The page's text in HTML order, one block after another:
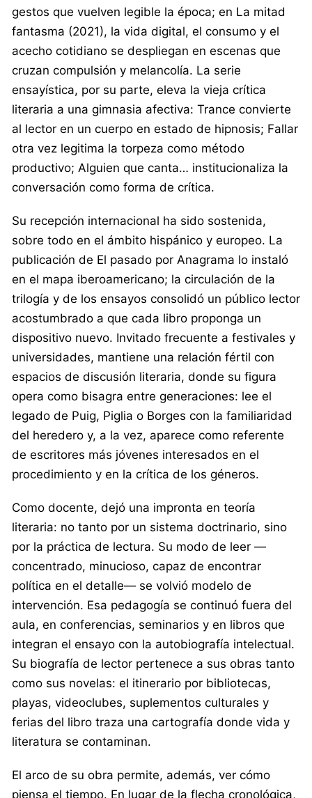
gestos que vuelven legible la época; en La mitad
fantasma (2021), la vida digital, el consumo y el
acecho cotidiano se despliegan en escenas que
cruzan compulsión y melancolía. La serie
ensayística, por su parte, eleva la vieja crítica
literaria a una gimnasia afectiva: Trance convierte
al lector en un cuerpo en estado de hipnosis; Fallar
otra vez legitima la torpeza como método
productivo; Alguien que canta… institucionaliza la
conversación como forma de crítica.
Su recepción internacional ha sido sostenida,
sobre todo en el ámbito hispánico y europeo. La
publicación de El pasado por Anagrama lo instaló
en el mapa iberoamericano; la circulación de la
trilogía y de los ensayos consolidó un público lector
acostumbrado a que cada libro proponga un
dispositivo nuevo. Invitado frecuente a festivales y
universidades, mantiene una relación fértil con
espacios de discusión literaria, donde su figura
opera como bisagra entre generaciones: lee el
legado de Puig, Piglia o Borges con la familiaridad
del heredero y, a la vez, aparece como referente
de escritores más jóvenes interesados en el
procedimiento y en la crítica de los géneros.
Como docente, dejó una impronta en teoría
literaria: no tanto por un sistema doctrinario, sino
por la práctica de lectura. Su modo de leer —
concentrado, minucioso, capaz de encontrar
política en el detalle— se volvió modelo de
intervención. Esa pedagogía se continuó fuera del
aula, en conferencias, seminarios y en libros que
integran el ensayo con la autobiografía intelectual.
Su biografía de lector pertenece a sus obras tanto
como sus novelas: el itinerario por bibliotecas,
playas, videoclubes, suplementos culturales y
ferias del libro traza una cartografía donde vida y
literatura se contaminan.
El arco de su obra permite, además, ver cómo
piensa el tiempo. En lugar de la flecha cronológica,